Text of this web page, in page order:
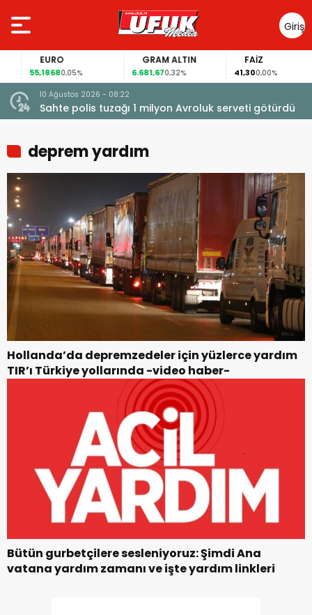
Giriş
Yap
EURO
55,18680,05%
GRAM ALTIN
6.681,670,32%
FAİZ
41,300,00%
10 Ağustos 2026 - 08:22
Sahte polis tuzağı 1 milyon Avroluk serveti götürdü
deprem yardım
Hollanda’da depremzedeler için yüzlerce yardım
TIR’ı Türkiye yollarında -video haber-
Bütün gurbetçilere sesleniyoruz: Şimdi Ana
vatana yardım zamanı ve işte yardım linkleri